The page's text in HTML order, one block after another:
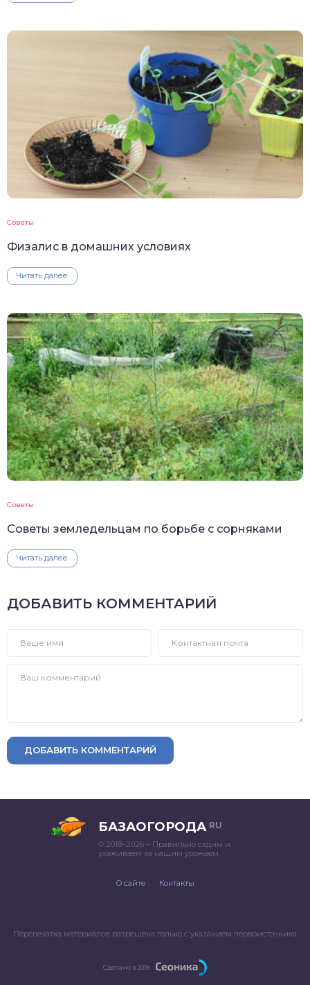
Советы
Физалис в домашних условиях
Читать далее
Советы
Советы земледельцам по борьбе с сорняками
Читать далее
ДОБАВИТЬ КОММЕНТАРИЙ
ДОБАВИТЬ КОММЕНТАРИЙ
БАЗАОГОРОДА RU
© 2018–2026 – Правильно садим и
ухаживаем за нашим урожаем.
О сайте Контакты
Перепечатка материалов разрешена только с указанием первоисточника
Сделано в 2018